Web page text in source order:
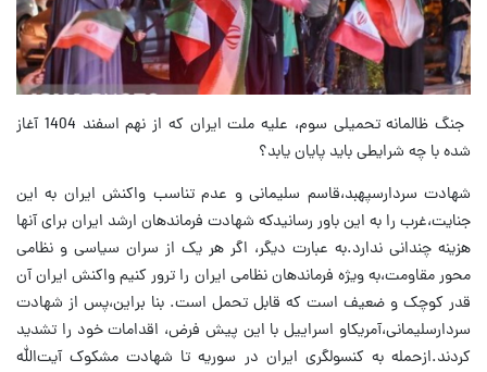
‌ جنگ ظالمانه تحمیلی سوم، علیه ملت ایران که از نهم اسفند 1404 آغاز
شده با چه شرایطی ‌باید پایان یابد؟
شهادت سردارسپهبد،قاسم سلیمانی و عدم تناسب واکنش ایران به این
جنایت،غرب را به این باور ‌رسانیدکه شهادت فرماندهان ارشد ایران برای آنها
هزینه چندانی ندارد.به عبارت دیگر، اگر هر یک از سران ‌سیاسی و نظامی
محور مقاومت،به ویژه فرماندهان نظامی ایران را ترور کنیم واکنش ایران آن
قدر ‌کوچک و ضعیف است که قابل تحمل است. بنا براین،پس از شهادت
سردارسلیمانی،آمریکاو ‌اسراییل با این پیش فرض، اقدامات خود را تشدید
کردند.ازحمله به کنسولگری ایران در سوریه تا ‌شهادت مشکوک آیت‌الله